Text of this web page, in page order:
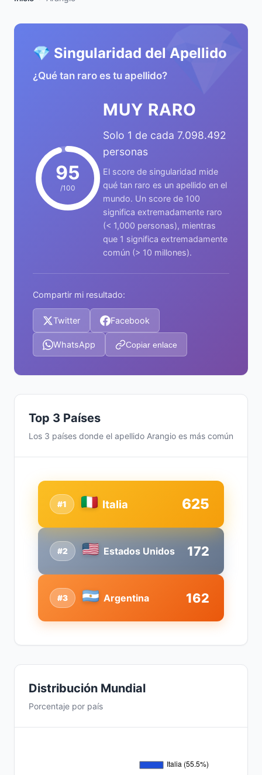
💎
💎 Singularidad del Apellido
¿Qué tan raro es tu apellido?
95
/100
MUY RARO
Solo 1 de cada 7.098.492
personas
El score de singularidad mide
qué tan raro es un apellido en el
mundo. Un score de 100
significa extremadamente raro
(< 1,000 personas), mientras
que 1 significa extremadamente
común (> 10 millones).
Compartir mi resultado:
Twitter Facebook
WhatsApp Copiar enlace
Top 3 Países
Los 3 países donde el apellido Arangio es más común
#2 Estados Unidos 172
#1 Italia 625
#3 Argentina 162
Distribución Mundial
Porcentaje por país